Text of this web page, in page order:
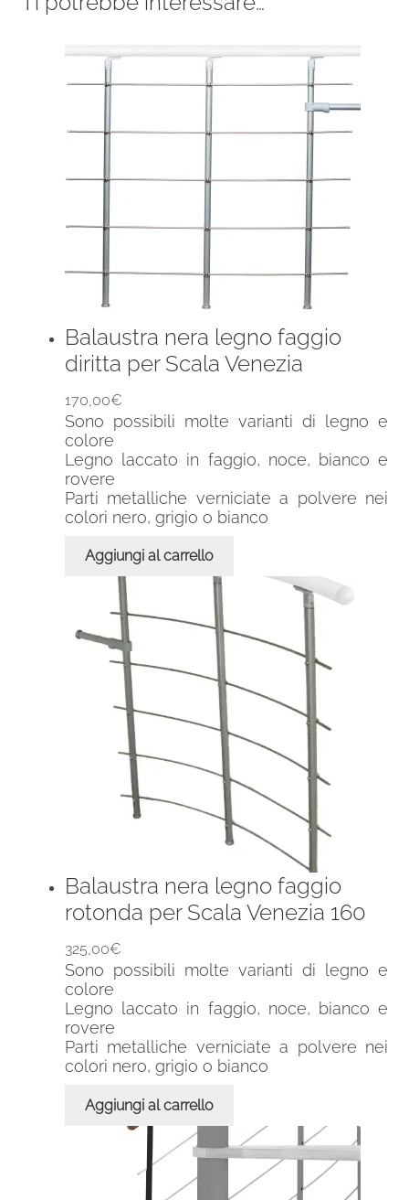
Balaustra nera legno faggio
diritta per Scala Venezia
170,00€
Sono possibili molte varianti di legno e
colore
Legno laccato in faggio, noce, bianco e
rovere
Parti metalliche verniciate a polvere nei
colori nero, grigio o bianco
Aggiungi al carrello
Balaustra nera legno faggio
rotonda per Scala Venezia 160
325,00€
Sono possibili molte varianti di legno e
colore
Legno laccato in faggio, noce, bianco e
rovere
Parti metalliche verniciate a polvere nei
colori nero, grigio o bianco
Aggiungi al carrello